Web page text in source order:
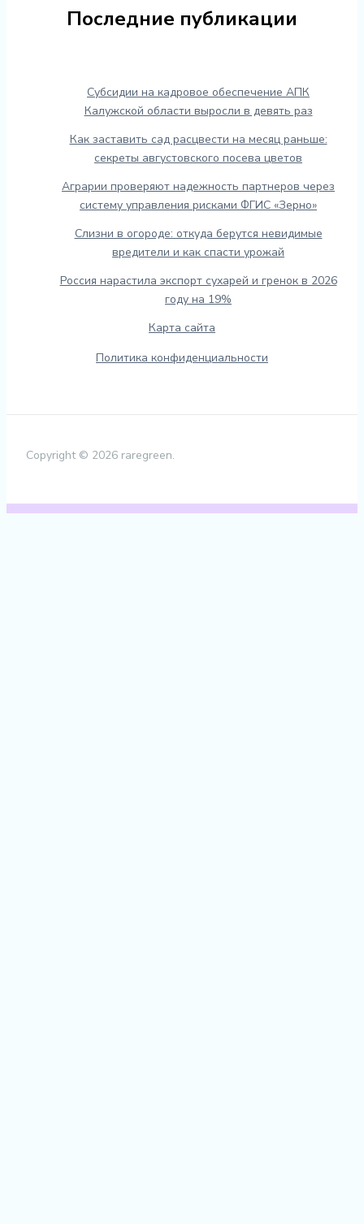
Последние публикации
Субсидии на кадровое обеспечение АПК
Калужской области выросли в девять раз
Как заставить сад расцвести на месяц раньше:
секреты августовского посева цветов
Аграрии проверяют надежность партнеров через
систему управления рисками ФГИС «Зерно»
Слизни в огороде: откуда берутся невидимые
вредители и как спасти урожай
Россия нарастила экспорт сухарей и гренок в 2026
году на 19%
Карта сайта
Политика конфиденциальности
Copyright © 2026 raregreen.